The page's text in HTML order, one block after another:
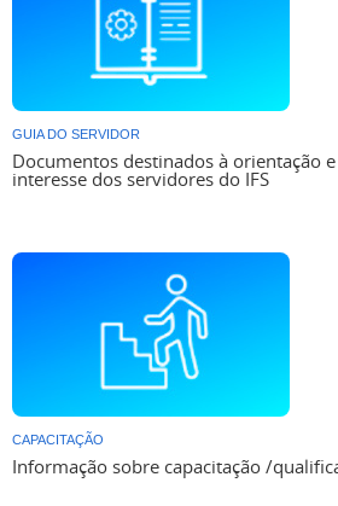
GUIA DO SERVIDOR
Documentos destinados à orientação
interesse dos servidores do IFS
CAPACITAÇÃO
Informação sobre capacitação /